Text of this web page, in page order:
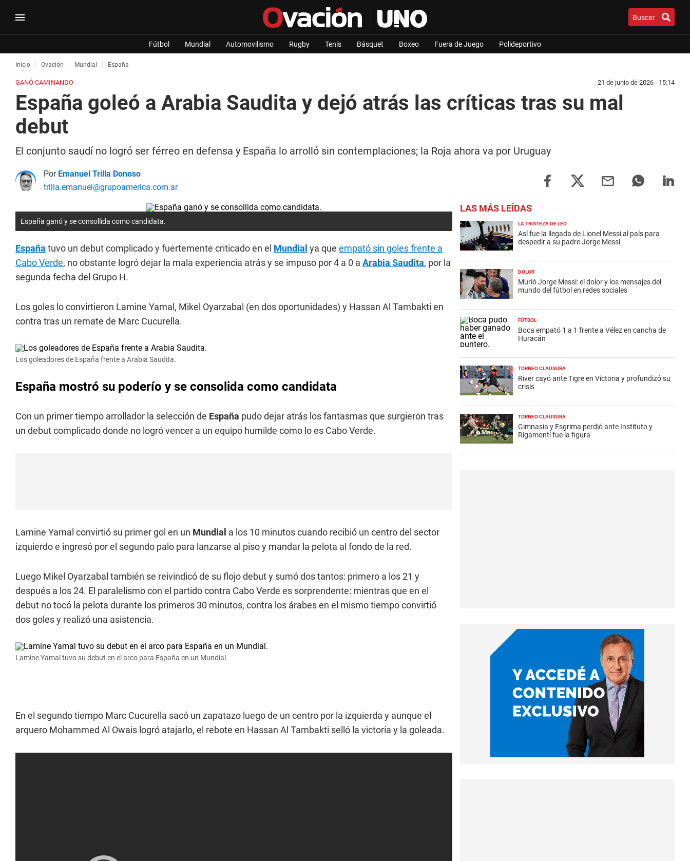
Buscar
Fútbol Mundial Automovilismo Rugby Tenis Básquet Boxeo Fuera de Juego Polideportivo
Inicio Ovación Mundial España
GANÓ CAMINANDO 21 de junio de 2026 - 15:14
España goleó a Arabia Saudita y dejó atrás las críticas tras su mal
debut
El conjunto saudí no logró ser férreo en defensa y España lo arrolló sin contemplaciones; la Roja ahora va por Uruguay
Por Emanuel Trilla Donoso
trilla.emanuel@grupoamerica.com.ar
España ganó y se consollida como candidata.
España tuvo un debut complicado y fuertemente criticado en el Mundial ya que empató sin goles frente a
Cabo Verde, no obstante logró dejar la mala experiencia atrás y se impuso por 4 a 0 a Arabia Saudita, por la
segunda fecha del Grupo H.
Los goles lo convirtieron Lamine Yamal, Mikel Oyarzabal (en dos oportunidades) y Hassan Al Tambakti en
contra tras un remate de Marc Cucurella.
Los goleadores de España frente a Arabia Saudita.
España mostró su poderío y se consolida como candidata
Con un primer tiempo arrollador la selección de España pudo dejar atrás los fantasmas que surgieron tras
un debut complicado donde no logró vencer a un equipo humilde como lo es Cabo Verde.
Lamine Yamal convirtió su primer gol en un Mundial a los 10 minutos cuando recibió un centro del sector
izquierdo e ingresó por el segundo palo para lanzarse al piso y mandar la pelota al fondo de la red.
Luego Mikel Oyarzabal también se reivindicó de su flojo debut y sumó dos tantos: primero a los 21 y
después a los 24. El paralelismo con el partido contra Cabo Verde es sorprendente: mientras que en el
debut no tocó la pelota durante los primeros 30 minutos, contra los árabes en el mismo tiempo convirtió
dos goles y realizó una asistencia.
Lamine Yamal tuvo su debut en el arco para España en un Mundial.
En el segundo tiempo Marc Cucurella sacó un zapatazo luego de un centro por la izquierda y aunque el
arquero Mohammed Al Owais logró atajarlo, el rebote en Hassan Al Tambakti selló la victoria y la goleada.
LAS MÁS LEÍDAS
LA TRISTEZA DE LEO
Así fue la llegada de Lionel Messi al país para
despedir a su padre Jorge Messi
DOLOR
Murió Jorge Messi: el dolor y los mensajes del
mundo del fútbol en redes sociales
FÚTBOL
Boca empató 1 a 1 frente a Vélez en cancha de
Huracán
TORNEO CLAUSURA
River cayó ante Tigre en Victoria y profundizó su
crisis
TORNEO CLAUSURA
Gimnasia y Esgrima perdió ante Instituto y
Rigamonti fue la figura